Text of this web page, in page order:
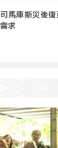
司馬庫斯災後
需求